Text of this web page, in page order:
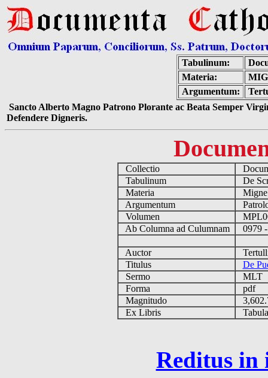
Tabulinum:
Materia:
Argumentum:
Sancto Alberto Magno Patrono Plorante ac Beata Semper
Defendere Digneris.
Collectio
Tabulinum
De
Materia
Argumentum
Volumen
Ab Columna ad Culumnam
0979
Auctor
Titulus
De
Sermo
MLT
Forma
pdf
Magnitudo
Ex Libris
Reditus in